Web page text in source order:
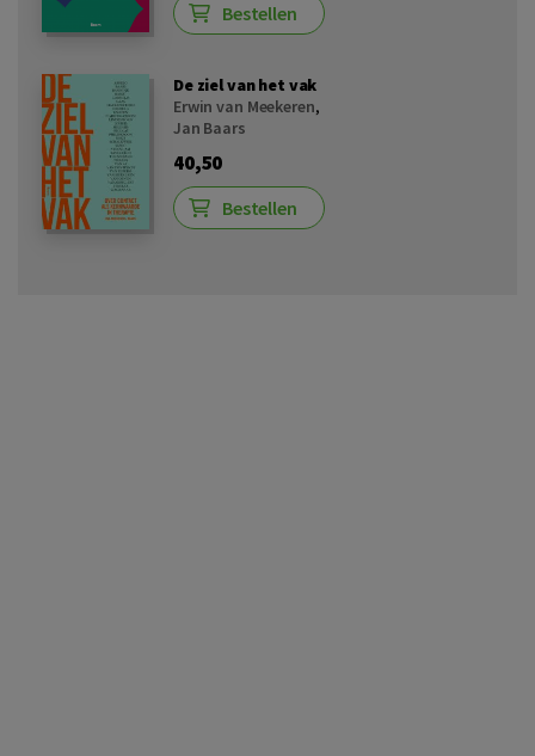
Bestellen
De ziel van het vak
Erwin van Meekeren,
Jan Baars
40,50
Bestellen